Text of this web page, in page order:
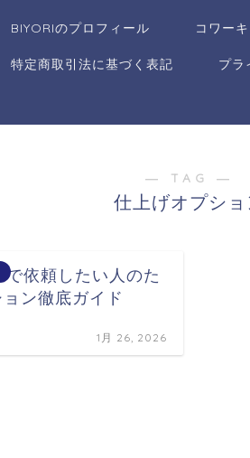
BIYORIのプロフィール コワー
特定商取引法に基づく表記 プラ
― TAG ―
仕上げオプショ
で依頼したい人のた
ン徹底ガイド
1月 26, 2026